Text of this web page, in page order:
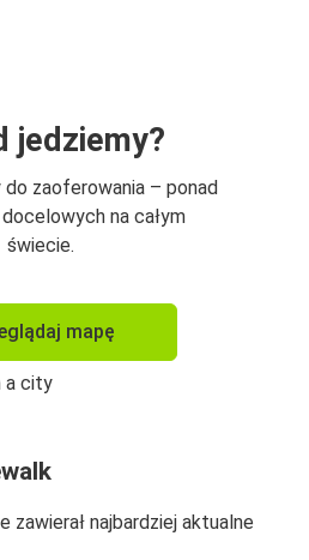
jedziemy?
do zaoferowania – ponad
na całym
świecie.
mapę
zawierał najbardziej aktualne